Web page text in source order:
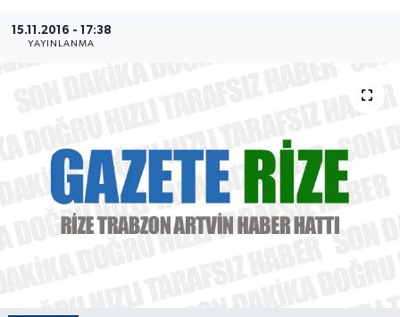
15.11.2016 - 17:38
YAYINLANMA
ÇEVRE
EĞİTİM
EKONOMİ